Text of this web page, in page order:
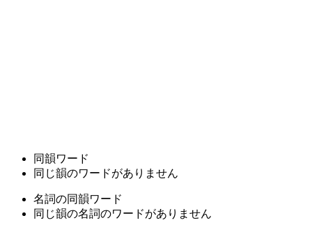
同韻ワード
同じ韻のワードがありません
名詞の同韻ワード
同じ韻の名詞のワードがありません